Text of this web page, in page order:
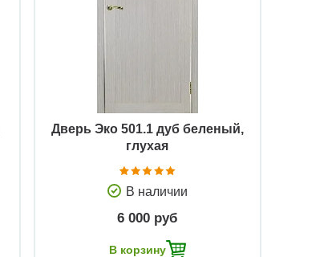
Дверь Эко 501.1 дуб беленый,
глухая
В наличии
6 000 руб
В корзину